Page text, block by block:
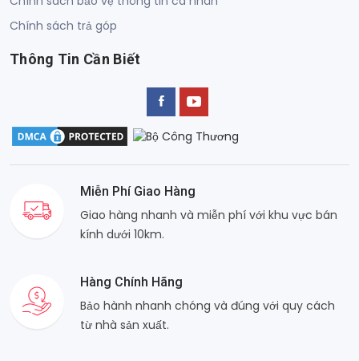
Chính sách trả góp
Thông Tin Cần Biết
Miễn Phí Giao Hàng
Giao hàng nhanh và miễn phí với khu vực bán
kính dưới 10km.
Hàng Chính Hãng
Bảo hành nhanh chóng và đúng với quy cách
từ nhà sản xuất.